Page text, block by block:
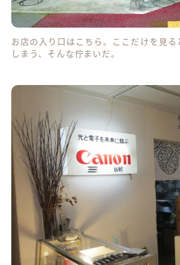
お店の入り口はこちら。ここだけを見
しまう、そんな佇まいだ。